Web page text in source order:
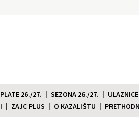
26./27. SEZONA 26./27. ULAZNICE
ZAJC PLUS O KAZALIŠTU